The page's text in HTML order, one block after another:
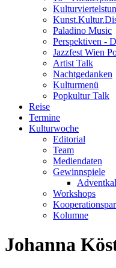
Paladino Music
Perspektiven -
Jazzfest Wien
Artist Talk
Nachtgedanken
Kulturmenü
Popkultur Talk
Reise
Termine
Kulturwoche
Editorial
Team
Mediendaten
Gewinnspiele
Workshops
Kolumne
Johanna